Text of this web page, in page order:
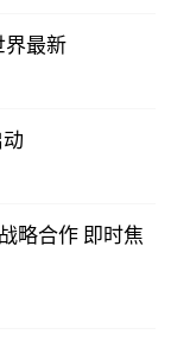
界最新
略合作 即时焦